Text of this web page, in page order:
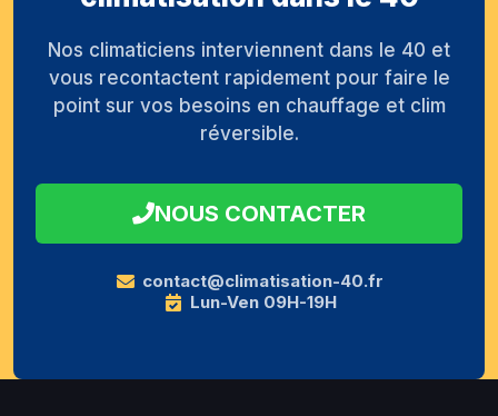
Nos climaticiens interviennent dans le 40 et
vous recontactent rapidement pour faire le
point sur vos besoins en chauffage et clim
réversible.
NOUS CONTACTER
contact@climatisation-40.fr
Lun-Ven 09H-19H